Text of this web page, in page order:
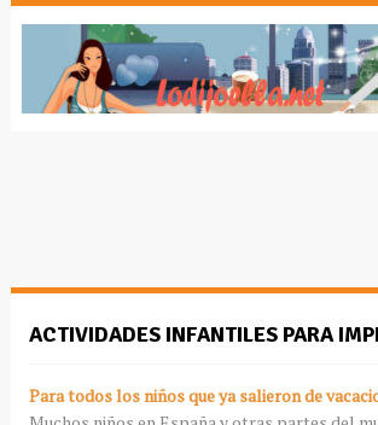
ACTIVIDADES INFANTILES PARA
Para todos los niños que ya salieron de